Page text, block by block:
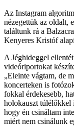
Az Instagram
nézegettük az oldalt,
találtunk rá a
Kenyeres Kristóf
A Jéghideggel
videóriportokat
„Eleinte vágtam, de
koncerteken is
fokkal érdekesebb,
holokauszt túlélőkkel
hogy én csináltam
miért nem csinálunk